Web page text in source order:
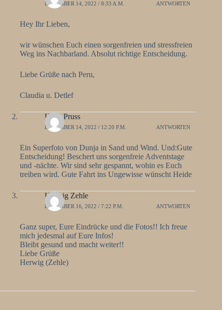
DEZEMBER 14, 2022 / 8:33 A.M. ANTWORTEN
Hey Ihr Lieben,
wir wünschen Euch einen sorgenfreien und stressfreien
Weg ins Nachbarland. Absolut richtige Entscheidung.
Liebe Grüße nach Peru,
Claudia u. Detlef
Hede Pruss
DEZEMBER 14, 2022 / 12:20 P.M. ANTWORTEN
Ein Superfoto von Dunja in Sand und Wind. Und:Gute
Entscheidung! Beschert uns sorgenfreie Adventstage
und -nächte. Wir sind sehr gespannt, wohin es Euch
treiben wird. Gute Fahrt ins Ungewisse wünscht Heide
Herwig Zehle
DEZEMBER 16, 2022 / 7:22 P.M. ANTWORTEN
Ganz super, Eure Eindrücke und die Fotos!! Ich freue
mich jedesmal auf Eure Infos!
Bleibt gesund und macht weiter!!
Liebe Grüße
Herwig (Zehle)